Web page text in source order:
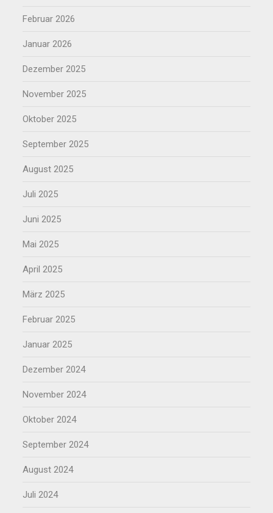
Februar 2026
Januar 2026
Dezember 2025
November 2025
Oktober 2025
September 2025
August 2025
Juli 2025
Juni 2025
Mai 2025
April 2025
März 2025
Februar 2025
Januar 2025
Dezember 2024
November 2024
Oktober 2024
September 2024
August 2024
Juli 2024